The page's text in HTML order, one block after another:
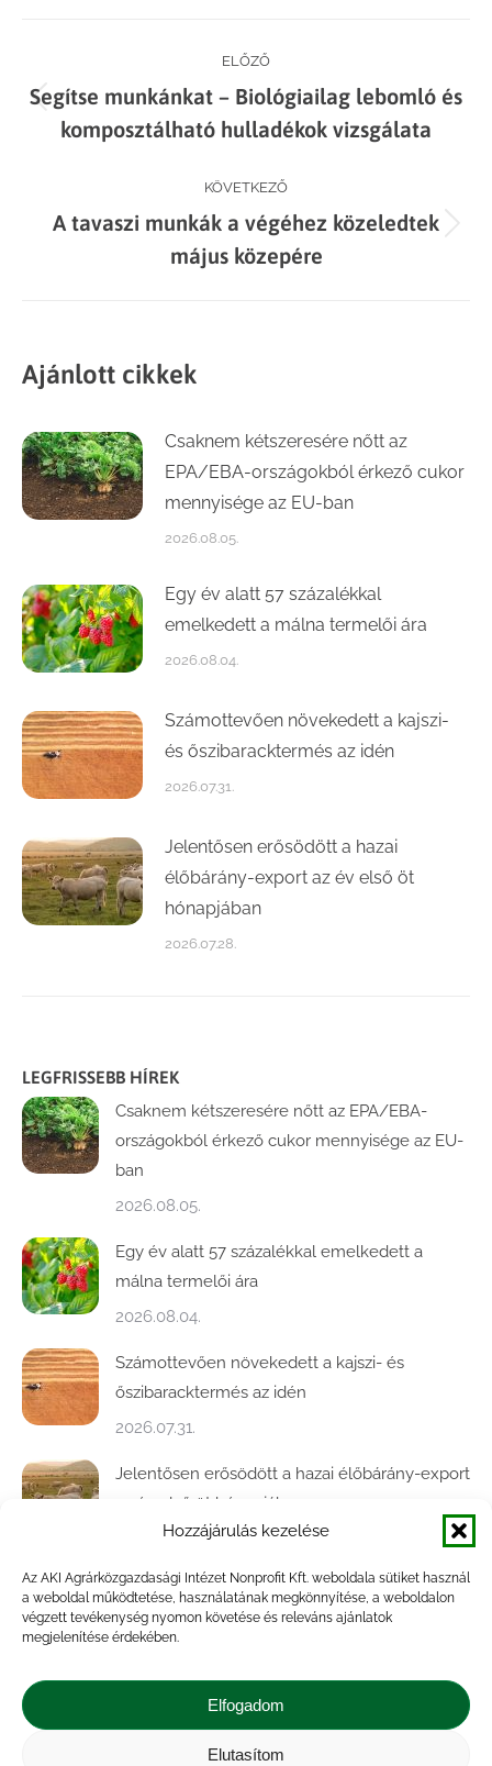
Hozzájárulás kezelése
Az AKI Agrárközgazdasági Intézet Nonprofit Kft. weboldala sütiket használ
a weboldal működtetése, használatának megkönnyítése, a weboldalon
végzett tevékenység nyomon követése és releváns ajánlatok
megjelenítése érdekében.
Elfogadom
Elutasítom
navigation
ELŐZŐ
Previous
post:
Segítse munkánkat – Biológiailag lebomló és
komposztálható hulladékok vizsgálata
KÖVETKEZŐ
Next
post:
A tavaszi munkák a végéhez közeledtek
május közepére
Ajánlott cikkek
Csaknem kétszeresére nőtt az
EPA/EBA-országokból érkező cukor
mennyisége az EU-ban
2026.08.05.
Egy év alatt 57 százalékkal
emelkedett a málna termelői ára
2026.08.04.
Számottevően növekedett a kajszi-
és őszibaracktermés az idén
2026.07.31.
Jelentősen erősödött a hazai
élőbárány-export az év első öt
hónapjában
2026.07.28.
LEGFRISSEBB HÍREK
Csaknem kétszeresére nőtt az EPA/EBA-
országokból érkező cukor mennyisége az EU-
ban
2026.08.05.
Egy év alatt 57 százalékkal emelkedett a
málna termelői ára
2026.08.04.
Számottevően növekedett a kajszi- és
őszibaracktermés az idén
2026.07.31.
Jelentősen erősödött a hazai élőbárány-export
az év első öt hónapjában
2026.07.28.
Közel ötödével bővült a baromfivágás
Magyarországon
A végéhez közelít az őszi búza betakarítása
2026.07.21.